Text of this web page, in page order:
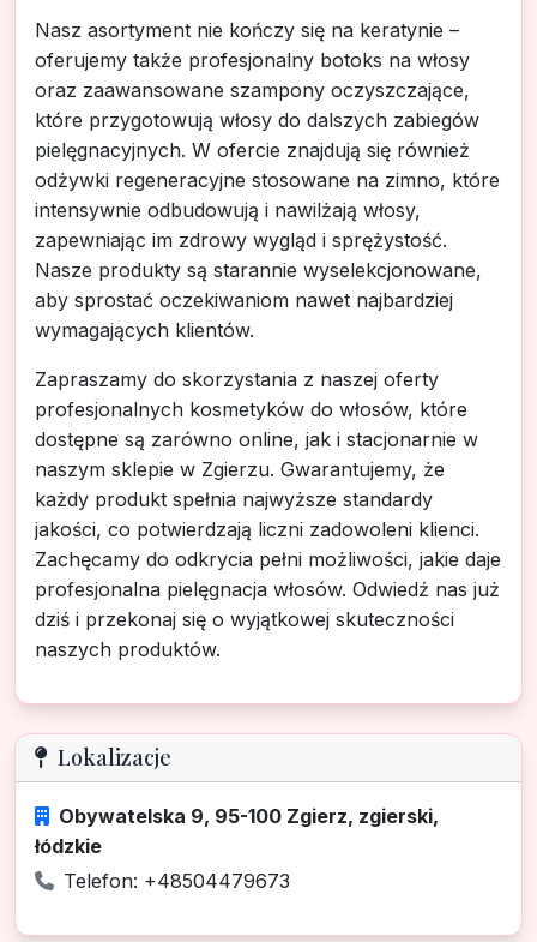
Nasz asortyment nie kończy się na keratynie –
oferujemy także profesjonalny botoks na włosy
oraz zaawansowane szampony oczyszczające,
które przygotowują włosy do dalszych zabiegów
pielęgnacyjnych. W ofercie znajdują się również
odżywki regeneracyjne stosowane na zimno, które
intensywnie odbudowują i nawilżają włosy,
zapewniając im zdrowy wygląd i sprężystość.
Nasze produkty są starannie wyselekcjonowane,
aby sprostać oczekiwaniom nawet najbardziej
wymagających klientów.
Zapraszamy do skorzystania z naszej oferty
profesjonalnych kosmetyków do włosów, które
dostępne są zarówno online, jak i stacjonarnie w
naszym sklepie w Zgierzu. Gwarantujemy, że
każdy produkt spełnia najwyższe standardy
jakości, co potwierdzają liczni zadowoleni klienci.
Zachęcamy do odkrycia pełni możliwości, jakie daje
profesjonalna pielęgnacja włosów. Odwiedź nas już
dziś i przekonaj się o wyjątkowej skuteczności
naszych produktów.
Lokalizacje
Obywatelska 9, 95-100 Zgierz, zgierski,
łódzkie
Telefon: +48504479673